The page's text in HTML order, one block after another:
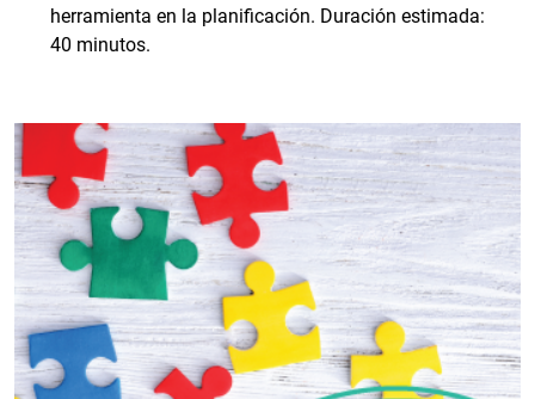
herramienta en la planificación. Duración estimada:
40 minutos.